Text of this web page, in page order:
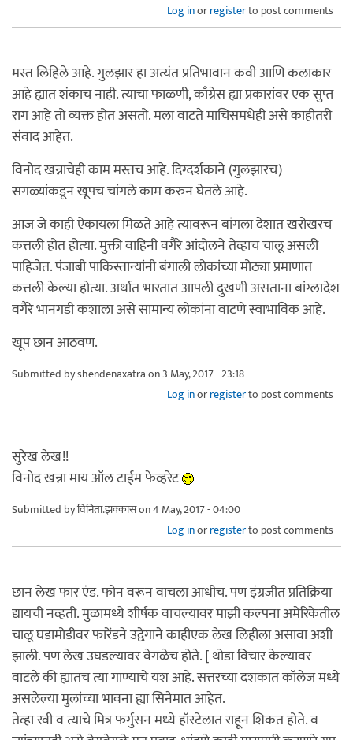
Log inorregisterto post comments
मस्त लिहिले आहे. गुलझार हा अत्यंत प्रतिभावान कवी आणि कलाकार
आहे ह्यात शंकाच नाही. त्याचा फाळणी, काँग्रेस ह्या प्रकारांवर एक सुप्त
राग आहे तो व्यक्त होत असतो. मला वाटते माचिसमधेही असे काहीतरी
संवाद आहेत.
विनोद खन्नाचेही काम मस्तच आहे. दिग्दर्शकाने (गुलझारच)
सगळ्यांकडून खूपच चांगले काम करुन घेतले आहे.
आज जे काही ऐकायला मिळते आहे त्यावरून बांगला देशात खरोखरच
कत्तली होत होत्या. मुक्ती वाहिनी वगैरे आंदोलने तेव्हाच चालू असली
पाहिजेत. पंजाबी पाकिस्तान्यांनी बंगाली लोकांच्या मोठ्या प्रमाणात
कत्तली केल्या होत्या. अर्थात भारतात आपली दुखणी असताना बांग्लादेश
वगैरे भानगडी कशाला असे सामान्य लोकांना वाटणे स्वाभाविक आहे.
खूप छान आठवण.
Submitted byshendenaxatraon 3 May, 2017 - 23:18
Log inorregisterto post comments
सुरेख लेख!!
विनोद खन्ना माय ऑल टाईम फेव्हरेट
Submitted byविनिता.झक्कासon 4 May, 2017 - 04:00
Log inorregisterto post comments
छान लेख फार एंड. फोन वरून वाचला आधीच. पण इंग्रजीत प्रतिक्रिया
द्यायची नव्हती. मुळामध्ये शीर्षक वाचल्यावर माझी कल्पना अमेरिकेतील
चालू घडामोडीवर फारेंडने उद्वेगाने काहीएक लेख लिहीला असावा अशी
झाली. पण लेख उघडल्यावर वेगळेच होते. [ थोडा विचार केल्यावर
वाटले की ह्यातच त्या गाण्याचे यश आहे. सत्तरच्या दशकात कॉलेज मध्ये
असलेल्या मुलांच्या भावना ह्या सिनेमात आहेत.
तेव्हा रवी व त्याचे मित्र फर्गुसन मध्ये हॉस्टेलात राहून शिकत होते. व